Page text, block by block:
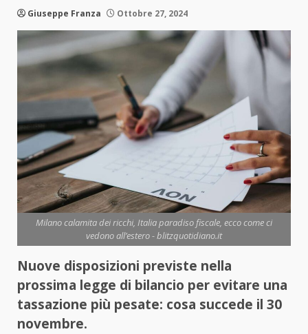
Giuseppe Franza Ottobre 27, 2024
Milano calamita dei ricchi, Italia paradiso fiscale, ecco come ci
vedono all’estero - blitzquotidiano.it
Nuove disposizioni previste nella
prossima legge di bilancio per evitare una
tassazione più pesate: cosa succede il 30
novembre.